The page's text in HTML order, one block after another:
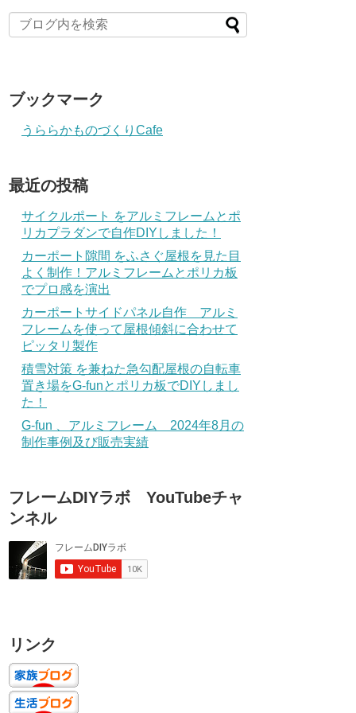
ブックマーク
うららかものづくりCafe
最近の投稿
サイクルポート をアルミフレームとポ
リカプラダンで自作DIYしました！
カーポート隙間 をふさぐ屋根を見た目
よく制作！アルミフレームとポリカ板
でプロ感を演出
カーポートサイドパネル自作 アルミ
フレームを使って屋根傾斜に合わせて
ピッタリ製作
積雪対策 を兼ねた急勾配屋根の自転車
置き場をG-funとポリカ板でDIYしまし
た！
G-fun 、アルミフレーム 2024年8月の
制作事例及び販売実績
フレームDIYラボ YouTubeチャ
ンネル
リンク